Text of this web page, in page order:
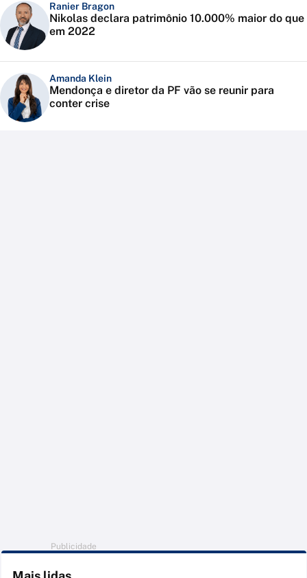
Ranier Bragon
Nikolas declara patrimônio 10.000% maior do que
em 2022
Amanda Klein
Mendonça e diretor da PF vão se reunir para
conter crise
Publicidade